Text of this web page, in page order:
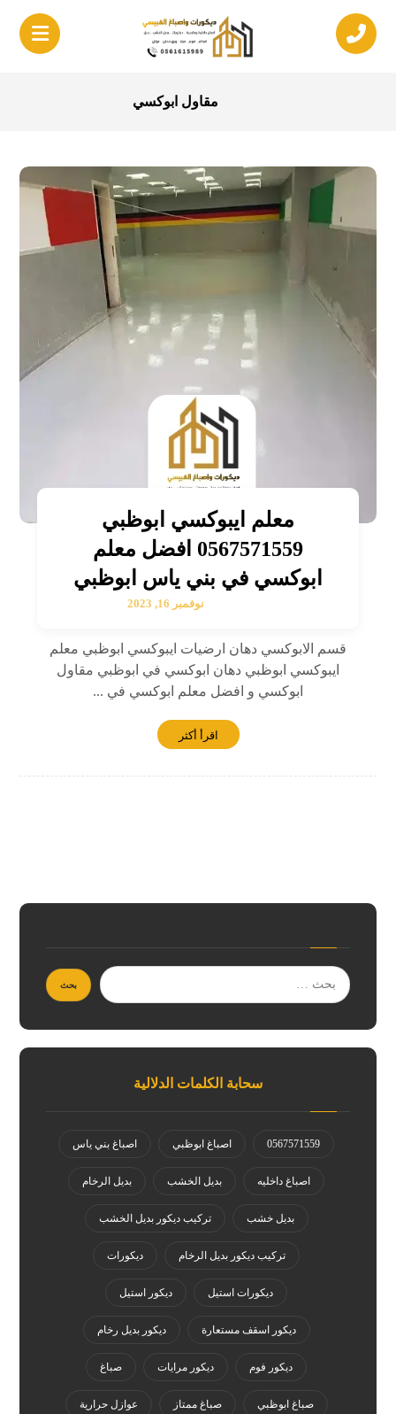
مقاول ابوكسي
معلم ايبوكسي ابوظبي
0567571559 افضل معلم
ابوكسي في بني ياس ابوظبي
نوفمبر 16, 2023
قسم الابوكسي دهان ارضيات ايبوكسي ابوظبي معلم
ايبوكسي ابوظبي دهان ابوكسي في ابوظبي مقاول
ابوكسي و افضل معلم ابوكسي في ...
اقرأ أكثر
سحابة الكلمات الدلالية
0567571559 اصباغ ابوظبي اصباغ بني ياس
اصباغ داخليه بديل الخشب بديل الرخام
بديل خشب تركيب ديكور بديل الخشب
تركيب ديكور بديل الرخام ديكورات
ديكورات استيل ديكور استيل
ديكور اسقف مستعارة ديكور بديل رخام
ديكور فوم ديكور مرايات صباغ
صباغ ابوظبي صباغ ممتاز عوازل حرارية